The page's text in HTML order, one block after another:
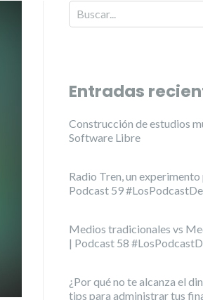
Entradas
Construcción de estudios
Software Libre
Radio Tren, un
Podcast 59
Medios tradicionales vs
| Podcast 58
¿Por qué no te alcanza el
tips para administrar tus